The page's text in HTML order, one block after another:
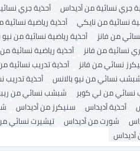
جري نسائية من أديداس أحذية جري
نسائية من نايكي أحذية رياضية نسائية
من فانز أحذية رياضية نسائية من نيو
نسائية من فانز أحذية رياضية نسائية
نسائي من فانز أحذية تدريب نسائية
نسائي من نيو بالانس أحذية تدريب
من لي كوبر شبشب نسائي من
أحذية أديداس سنيكرز من أديداس
شورت من أديداس تيشيرت نسائي
أديداس